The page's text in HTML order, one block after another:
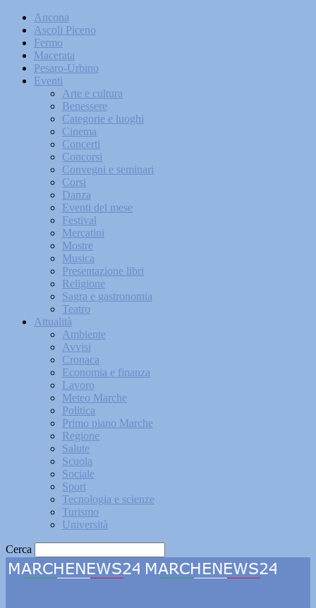
Ancona
Ascoli Piceno
Fermo
Macerata
Pesaro-Urbino
Eventi
Arte e cultura
Benessere
Categorie e luoghi
Cinema
Concerti
Concorsi
Convegni e seminari
Corsi
Danza
Eventi del mese
Festival
Mercatini
Mostre
Musica
Presentazione libri
Religione
Sagra e gastronomia
Teatro
Attualità
Ambiente
Avvisi
Cronaca
Economia e finanza
Lavoro
Meteo Marche
Politica
Primo piano Marche
Regione
Salute
Scuola
Sociale
Sport
Tecnologia e scienze
Turismo
Università
Cerca